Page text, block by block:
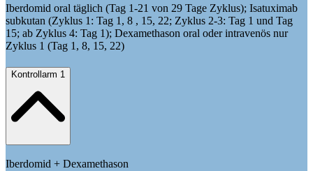
Iberdomid oral täglich (Tag 1-21 von 29 Tage Zyklus); Isatuximab
subkutan (Zyklus 1: Tag 1, 8 , 15, 22; Zyklus 2-3: Tag 1 und Tag
15; ab Zyklus 4: Tag 1); Dexamethason oral oder intravenös nur
Zyklus 1 (Tag 1, 8, 15, 22)
Kontrollarm 1
Iberdomid + Dexamethason